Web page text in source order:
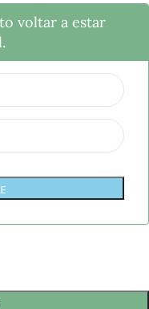
voltar a estar